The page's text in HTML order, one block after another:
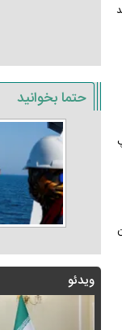
حتما بخوانید
ویدئو